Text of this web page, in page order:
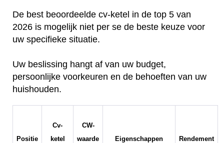
De best beoordeelde cv-ketel in de top 5 van
2026 is mogelijk niet per se de beste keuze voor
uw specifieke situatie.
Uw beslissing hangt af van uw budget,
persoonlijke voorkeuren en de behoeften van uw
huishouden.
Positie
Cv-
ketel
CW-
waarde
Eigenschappen Rendement